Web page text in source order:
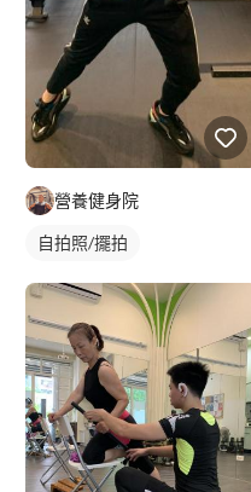
營養健身院
自拍照/擺拍